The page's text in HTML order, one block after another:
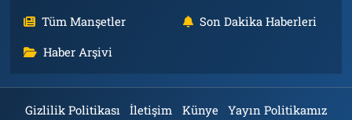
Tüm Manşetler
Son Dakika Haberleri
Haber Arşivi
Gizlilik Politikası İletişim Künye Yayın Politikamız